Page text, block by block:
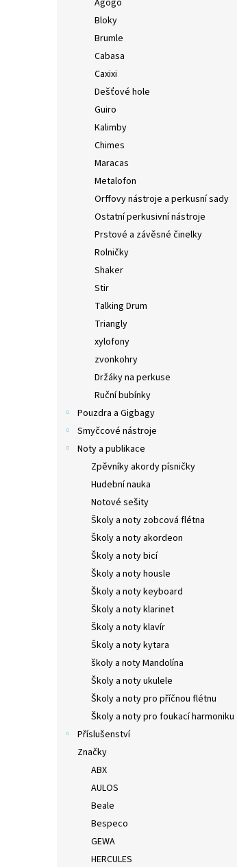
Agogo
Bloky
Brumle
Cabasa
Caxixi
Dešťové hole
Guiro
Kalimby
Chimes
Maracas
Metalofon
Orffovy nástroje a perkusní sady
Ostatní perkusivní nástroje
Prstové a závěsné činelky
Rolničky
Shaker
Stir
Talking Drum
Triangly
xylofony
zvonkohry
Držáky na perkuse
Ruční bubínky
Pouzdra a Gigbagy
Smyčcové nástroje
Noty a publikace
Zpěvníky akordy písničky
Hudební nauka
Notové sešity
Školy a noty zobcová flétna
Školy a noty akordeon
Školy a noty bicí
Školy a noty housle
Školy a noty keyboard
Školy a noty klarinet
Školy a noty klavír
Školy a noty kytara
školy a noty Mandolína
Školy a noty ukulele
Školy a noty pro příčnou flétnu
Školy a noty pro foukací harmoniku
Příslušenství
Značky
ABX
AULOS
Beale
Bespeco
GEWA
HERCULES